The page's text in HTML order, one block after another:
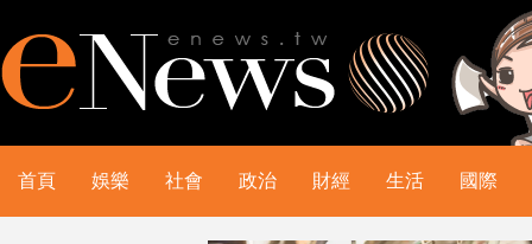
首頁 娛樂 社會 政治 財經 生活 國際